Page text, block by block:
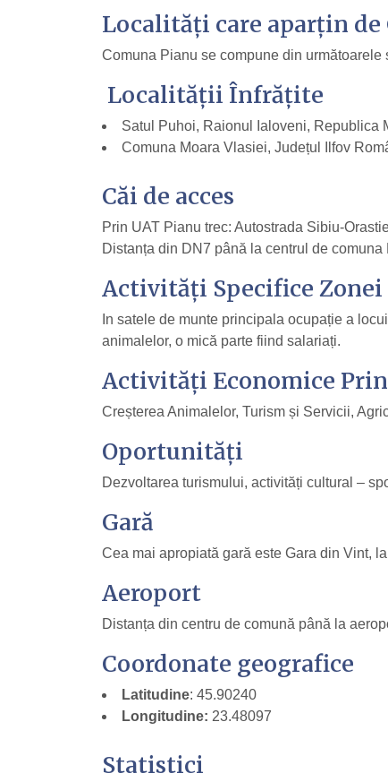
Localități care aparțin de
Comuna Pianu se compune din
Localităţii Înfrăţite
Satul Puhoi, Raionul Ialoveni, Republica
Comuna Moara Vlasiei, Județul Ilfov
Căi de acces
Prin UAT Pianu trec: Autostrada Sibiu-
Distanța din DN7 până la centrul de
Activităţi Specifice Zonei
In satele de munte principala ocupație a
animalelor, o mică parte fiind salariați.
Activități Economice
Creșterea Animalelor, Turism și Servicii,
Oportunități
Dezvoltarea turismului, activități cultural –
Gară
Cea mai apropiată gară este Gara din Vint,
Aeroport
Distanța din centru de comună până la
Coordonate geografice
Latitudine: 45.90240
Longitudine: 23.48097
Statistici